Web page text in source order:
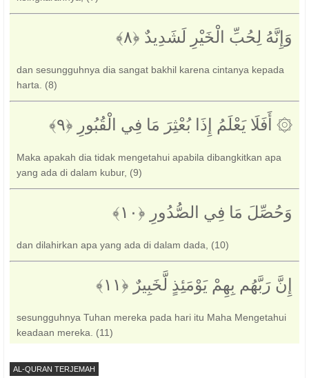
وَإِنَّهُ لِحُبِّ الْخَيْرِ لَشَدِيدٌ ‎﴿٨﴾‏
dan sesungguhnya dia sangat bakhil karena cintanya kepada
harta. (8)
۞ أَفَلَا يَعْلَمُ إِذَا بُعْثِرَ مَا فِي الْقُبُورِ ‎﴿٩﴾‏
Maka apakah dia tidak mengetahui apabila dibangkitkan apa
yang ada di dalam kubur, (9)
وَحُصِّلَ مَا فِي الصُّدُورِ ‎﴿١٠﴾‏
dan dilahirkan apa yang ada di dalam dada, (10)
إِنَّ رَبَّهُم بِهِمْ يَوْمَئِذٍ لَّخَبِيرٌ ‎﴿١١﴾‏
sesungguhnya Tuhan mereka pada hari itu Maha Mengetahui
keadaan mereka. (11)
AL-QURAN TERJEMAH